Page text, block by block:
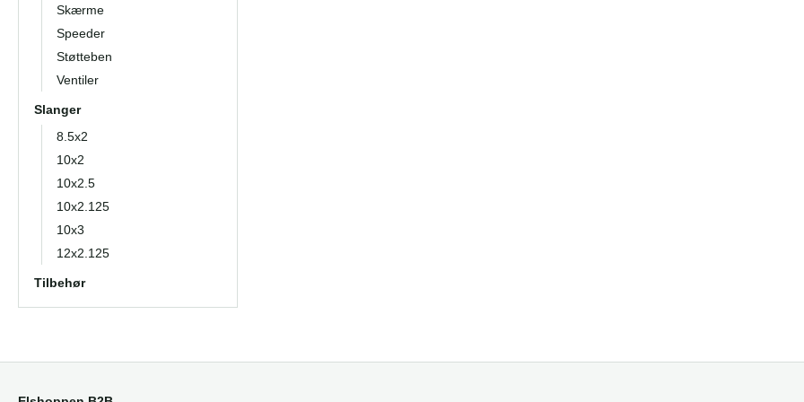
Skærme
Speeder
Støtteben
Ventiler
Slanger
8.5x2
10x2
10x2.5
10x2.125
10x3
12x2.125
Tilbehør